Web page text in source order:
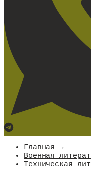
Главная →
Военная
Техническая